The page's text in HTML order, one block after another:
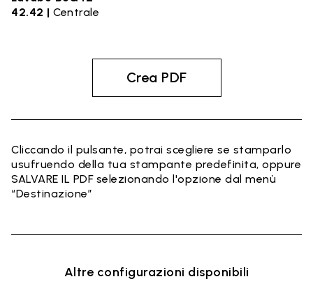
42.42 | Centrale
Crea PDF
Cliccando il pulsante, potrai scegliere se stamparlo
usufruendo della tua stampante predefinita, oppure
SALVARE IL PDF selezionando l'opzione dal menù
“Destinazione”
Altre configurazioni disponibili